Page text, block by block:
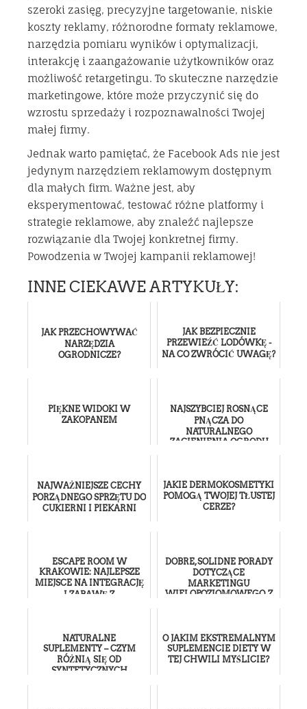
szeroki zasięg, precyzyjne targetowanie, niskie
koszty reklamy, różnorodne formaty reklamowe,
narzędzia pomiaru wyników i optymalizacji,
interakcję i zaangażowanie użytkowników oraz
możliwość retargetingu. To skuteczne narzędzie
marketingowe, które może przyczynić się do
wzrostu sprzedaży i rozpoznawalności Twojej
małej firmy.
Jednak warto pamiętać, że Facebook Ads nie jest
jedynym narzędziem reklamowym dostępnym
dla małych firm. Ważne jest, aby
eksperymentować, testować różne platformy i
strategie reklamowe, aby znaleźć najlepsze
rozwiązanie dla Twojej konkretnej firmy.
Powodzenia w Twojej kampanii reklamowej!
INNE CIEKAWE ARTYKUŁY:
JAK PRZECHOWYWAĆ
NARZĘDZIA
OGRODNICZE?
JAK BEZPIECZNIE
PRZEWIEŹĆ LODÓWKĘ -
NA CO ZWRÓCIĆ UWAGĘ?
PIĘKNE WIDOKI W
ZAKOPANEM
NAJSZYBCIEJ ROSNĄCE
PNĄCZA DO
NATURALNEGO
ZACIENIENIA OGRODU
NAJWAŻNIEJSZE CECHY
PORZĄDNEGO SPRZĘTU DO
CUKIERNI I PIEKARNI
JAKIE DERMOKOSMETYKI
POMOGĄ TWOJEJ TŁUSTEJ
CERZE?
ESCAPE ROOM W
KRAKOWIE: NAJLEPSZE
MIEJSCE NA INTEGRACJĘ
I ZABAWĘ Z
DOBRE, SOLIDNE PORADY
DOTYCZĄCE
MARKETINGU
WIELOPOZIOMOWEGO, Z
NATURALNE
SUPLEMENTY – CZYM
RÓŻNIĄ SIĘ OD
SYNTETYCZNYCH
O JAKIM EKSTREMALNYM
SUPLEMENCIE DIETY W
TEJ CHWILI MYŚLICIE?